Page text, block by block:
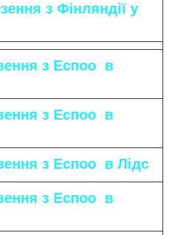
з Фінляндії у
з Еспоо в
з Еспоо в
з Еспоо в Лідс
з Еспоо в